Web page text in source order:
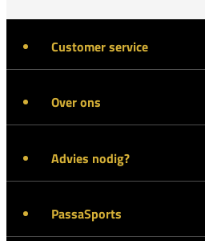
Customer service
Over ons
Advies nodig?
PassaSports